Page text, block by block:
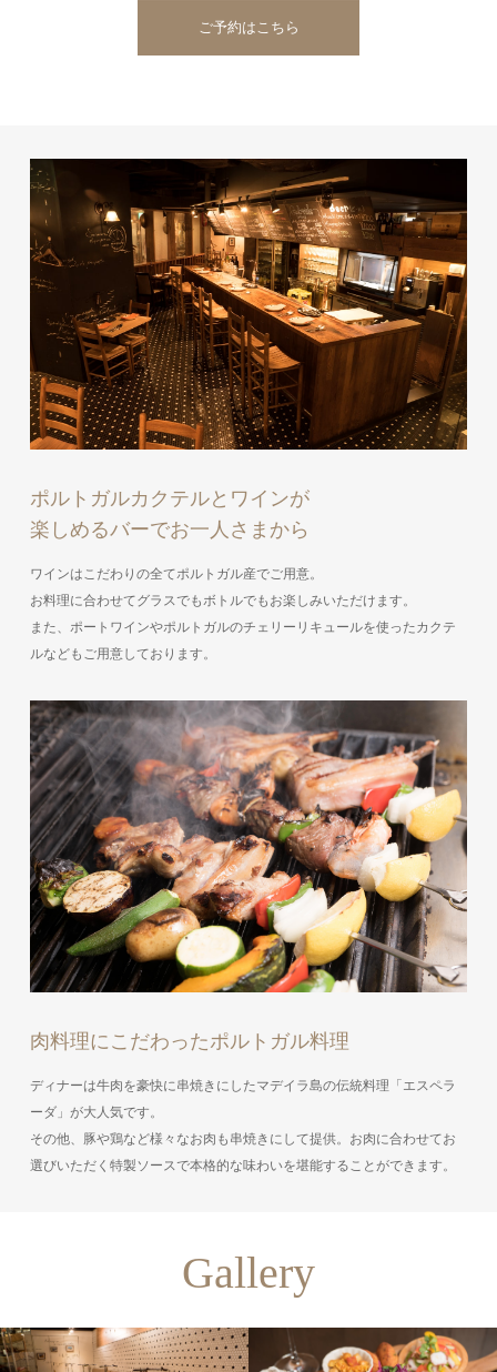
ご予約はこちら
ポルトガルカクテルとワインが
楽しめるバーでお一人さまから
ワインはこだわりの全てポルトガル産でご用意。
お料理に合わせてグラスでもボトルでもお楽しみいただけます。
また、ポートワインやポルトガルのチェリーリキュールを使ったカクテ
ルなどもご用意しております。
肉料理にこだわったポルトガル料理
ディナーは牛肉を豪快に串焼きにしたマデイラ島の伝統料理「エスペラ
ーダ」が大人気です。
その他、豚や鶏など様々なお肉も串焼きにして提供。お肉に合わせてお
選びいただく特製ソースで本格的な味わいを堪能することができます。
Gallery